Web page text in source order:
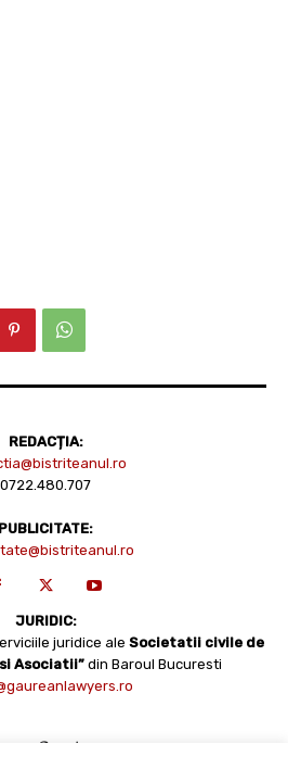
REDACȚIA:
0722.480.707
PUBLICITATE:
JURIDIC:
juridice ale Societatii civile de
Asociatii” din Baroul Bucuresti